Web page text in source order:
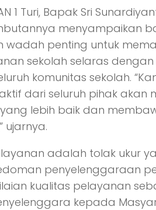
1 Turi, Bapak Sri
menyampaikan
wadah penting untuk
sekolah selaras
komunitas sekolah.
dari seluruh pihak akan
lebih baik dan
ujarnya.
adalah tolak ukur
penyelenggaraan
kualitas pelayanan
kepada